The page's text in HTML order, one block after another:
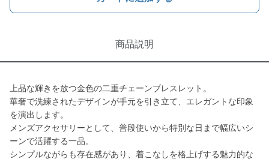
商品説明
上品な輝きを放つ金色の二重チェーンブレスレット。
華奢で洗練されたデザインが手元を引き立て、エレガントな印象
を演出します。
メンズアクセサリーとして、普段使いから特別な日まで幅広いシ
ーンで活躍する一品。
シンプルながらも存在感があり、着こなしを格上げする魅力的な